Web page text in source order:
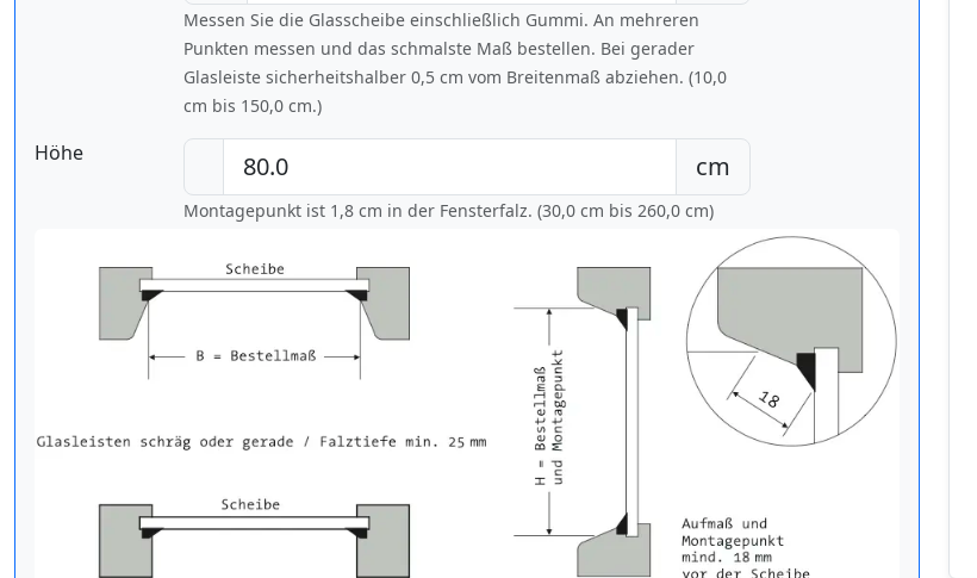
Messen Sie die Glasscheibe einschließlich Gummi. An mehreren
Punkten messen und das schmalste Maß bestellen. Bei gerader
Glasleiste sicherheitshalber 0,5 cm vom Breitenmaß abziehen. (10,0
cm bis 150,0 cm.)
Höhe cm
Montagepunkt ist 1,8 cm in der Fensterfalz. (30,0 cm bis 260,0 cm)